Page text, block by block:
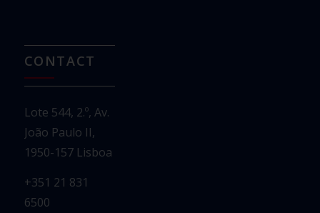
CONTACT
Lote 544, 2.º, Av.
João Paulo II,
1950-157 Lisboa
+351 21 831
6500